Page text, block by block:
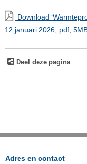
Download
12 januari 2026, pdf,
Deel deze pagina
Adres en contact